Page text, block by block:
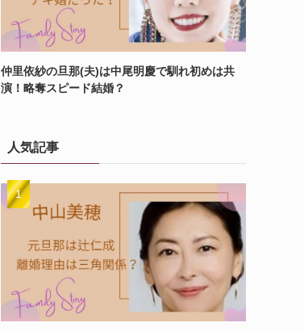
仲里依紗の旦那(夫)は中尾明慶で馴れ初めは共
演！略奪スピード結婚？
人気記事